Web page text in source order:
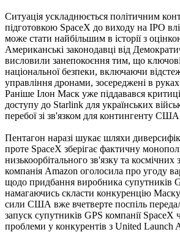
Ситуація ускладнюється політичним
підготовкою SpaceX до виходу на IPO
може стати найбільшим в історії з
Американські законодавці від
висловили занепокоєння тим, що
національної безпеки, включаючи
управління дронами, зосереджені в
Раніше Ілон Маск уже піддавався
доступу до Starlink для українських
перебої зі зв'язком для контингенту
Пентагон наразі шукає шляхи
проте SpaceX зберігає фактичну
низькоорбітального зв'язку та
компанія Amazon оголосила про угоду
щодо придбання виробника супутників
намагаючись скласти конкуренцію
сили США вже вчетверте поспіль
запуск супутників GPS компанії SpaceX
проблеми у конкурентів з United Launch